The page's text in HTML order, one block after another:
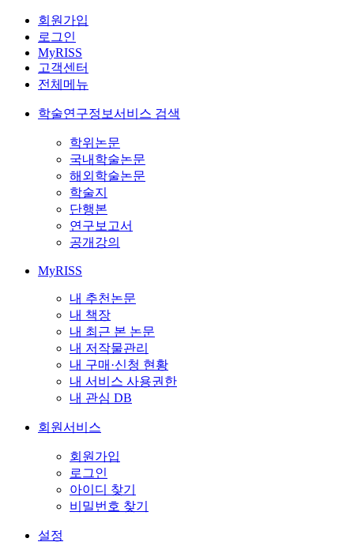
회원가입
로그인
MyRISS
고객센터
전체메뉴
학술연구정보서비스 검색
학위논문
국내학술논문
해외학술논문
학술지
단행본
연구보고서
공개강의
MyRISS
내 추천논문
내 책장
내 최근 본 논문
내 저작물관리
내 구매·신청 현황
내 서비스 사용권한
내 관심 DB
회원서비스
회원가입
로그인
아이디 찾기
비밀번호 찾기
설정